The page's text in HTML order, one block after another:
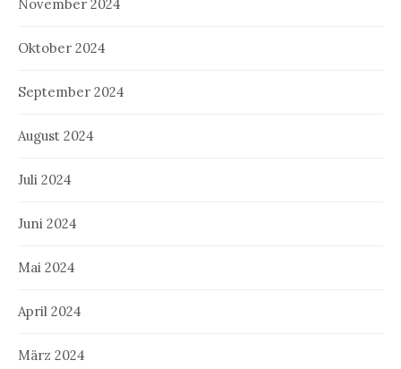
November 2024
Oktober 2024
September 2024
August 2024
Juli 2024
Juni 2024
Mai 2024
April 2024
März 2024